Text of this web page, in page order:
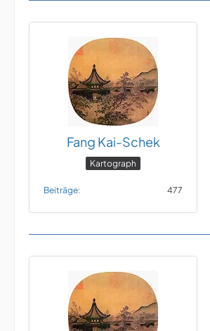
Fang Kai-Schek
Kartograph
Beiträge 477